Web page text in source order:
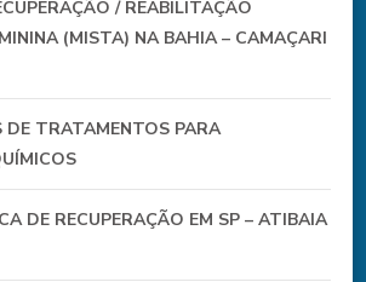
/ REABILITAÇÃO
(MISTA) NA BAHIA – CAMAÇARI
DE TRATAMENTOS PARA
DE RECUPERAÇÃO EM SP – ATIBAIA